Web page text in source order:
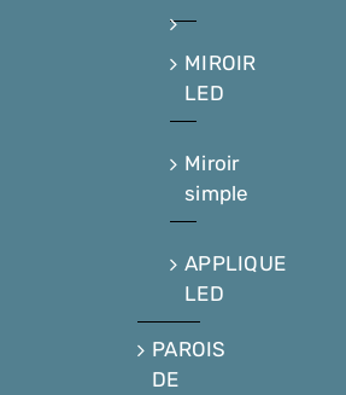
MIROIR
LED
Miroir
simple
APPLIQUE
LED
PAROIS
DE